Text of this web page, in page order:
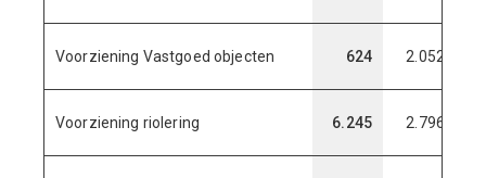
Voorziening Vastgoed objecten 624 2.052
Voorziening riolering 6.245 2.796